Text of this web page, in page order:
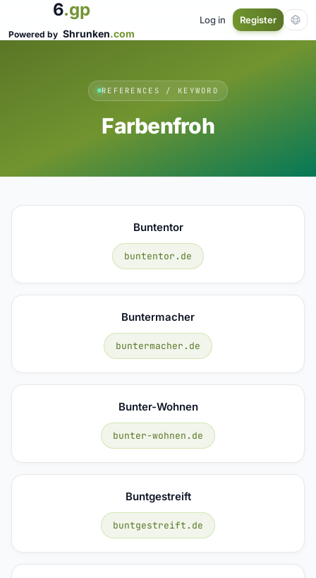
6.gp
Powered by Shrunken.com
Log in Register
REFERENCES / KEYWORD
Farbenfroh
Buntentor
buntentor.de
Buntermacher
buntermacher.de
Bunter-Wohnen
bunter-wohnen.de
Buntgestreift
buntgestreift.de